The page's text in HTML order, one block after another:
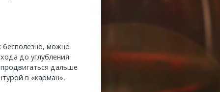
можно
до углубления
дальше
в «карман»,